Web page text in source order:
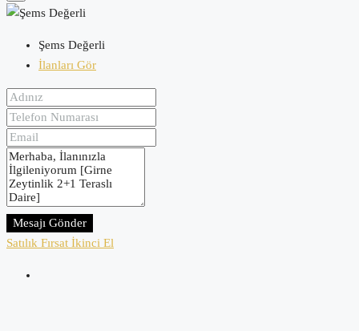
Şems Değerli
İlanları Gör
Mesajı Gönder
Satılık Fırsat İkinci El